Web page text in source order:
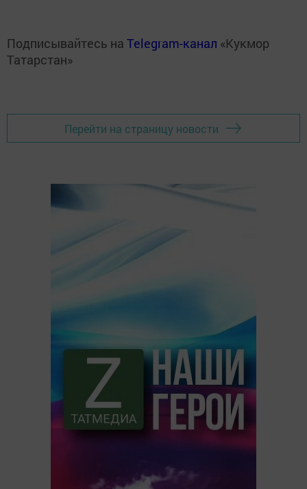
Подписывайтесь на Telegram-канал «Кукмор
Татарстан»
Перейти на страницу новости